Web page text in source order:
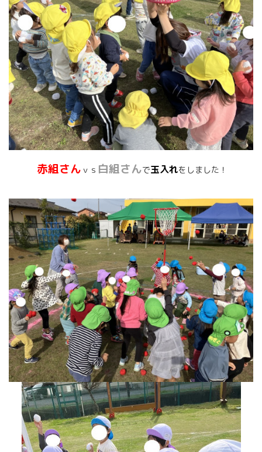
赤組さん ｖｓ 白組さんで玉入れをしました！